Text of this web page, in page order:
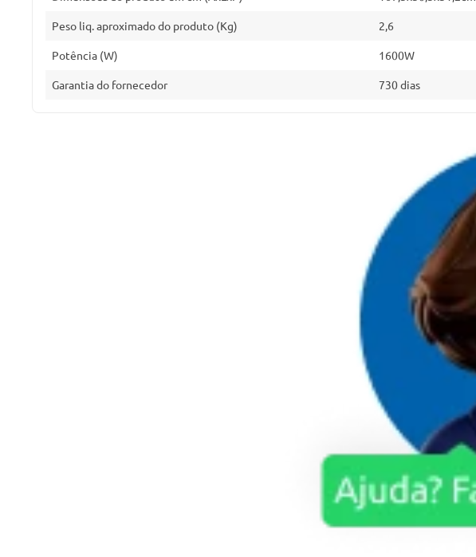
Peso liq. aproximado do produto (Kg) 2,6
Potência (W) 1600W
Garantia do fornecedor 730 dias